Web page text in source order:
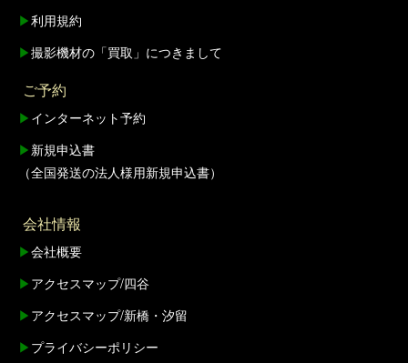
▶利用規約
▶撮影機材の「買取」につきまして
ご予約
▶ インターネット予約
▶ 新規申込書
（全国発送の法人様用新規申込書）
会社情報
▶会社概要
▶ アクセスマップ/四谷
▶ アクセスマップ/新橋・汐留
▶ プライバシーポリシー